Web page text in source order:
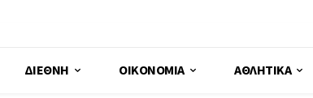
ΔΙΕΘΝΉ ΟΙΚΟΝΟΜΊΑ ΑΘΛΗΤΙΚΆ